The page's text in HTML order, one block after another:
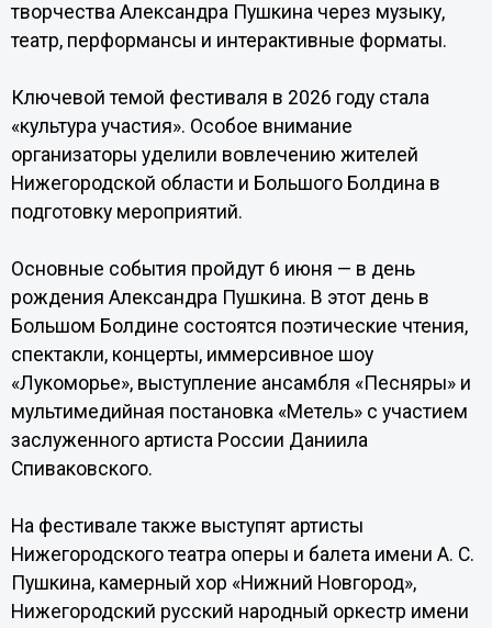
творчества Александра Пушкина через музыку,
театр, перформансы и интерактивные форматы.
Ключевой темой фестиваля в 2026 году стала
«культура участия». Особое внимание
организаторы уделили вовлечению жителей
Нижегородской области и Большого Болдина в
подготовку мероприятий.
Основные события пройдут 6 июня — в день
рождения Александра Пушкина. В этот день в
Большом Болдине состоятся поэтические чтения,
спектакли, концерты, иммерсивное шоу
«Лукоморье», выступление ансамбля «Песняры» и
мультимедийная постановка «Метель» с участием
заслуженного артиста России Даниила
Спиваковского.
На фестивале также выступят артисты
Нижегородского театра оперы и балета имени А. С.
Пушкина, камерный хор «Нижний Новгород»,
Нижегородский русский народный оркестр имени